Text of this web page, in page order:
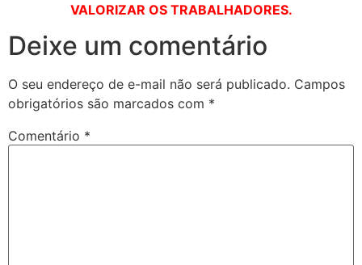
VALORIZAR OS TRABALHADORES.
Deixe um comentário
O seu endereço de e-mail não será publicado. Campos
obrigatórios são marcados com *
Comentário *